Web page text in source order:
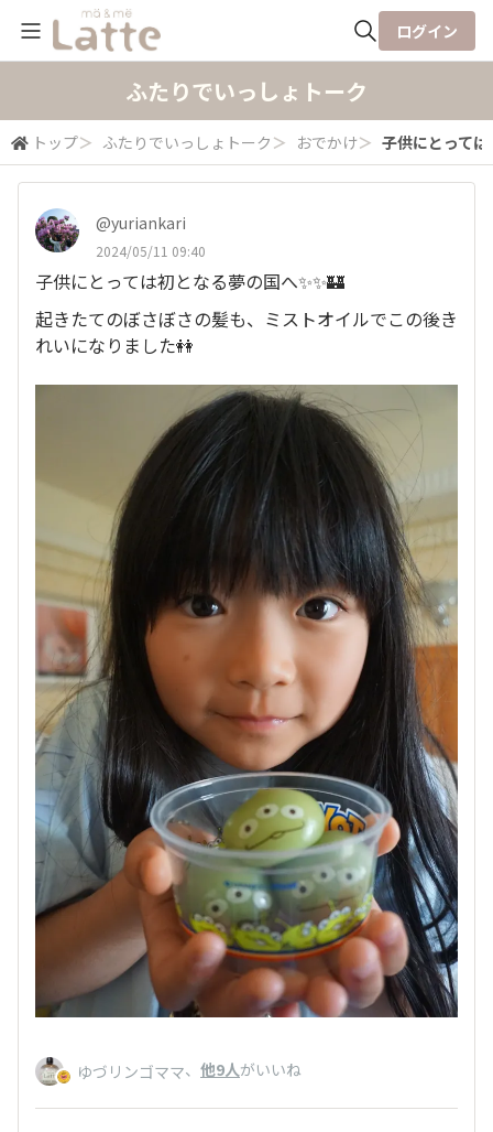
検索
ログイン
ふたりでいっしょトーク
トップ＞ ふたりでいっしょトーク ＞ おでかけ＞ 子供にとって
@yuriankari
2024/05/11 09:40
子供にとっては初となる夢の国へ✨✨🏰
起きたてのぼさぼさの髪も、ミストオイルでこの後き
れいになりました👭
ゆづリンゴママ、 他9人がいいね